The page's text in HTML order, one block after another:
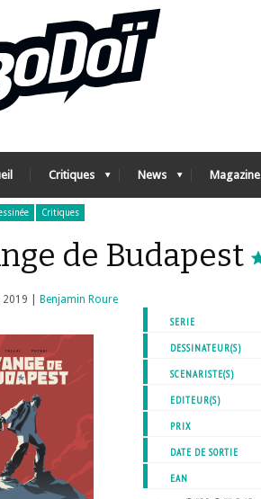
Critiques News Magazine
Critiques
de Budapest
2019 |
Benjamin Roure
SERIE
DESSINATEUR(S)
SCENARISTE(S)
EDITEUR(S)
PRIX
DATE DE SORTIE
EAN